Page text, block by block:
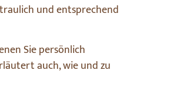
und entsprechend
Sie persönlich
auch, wie und zu